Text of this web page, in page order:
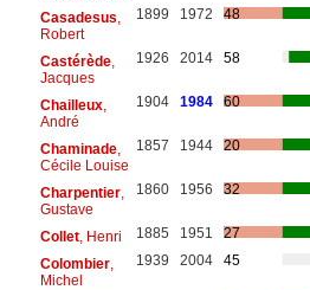
Casadesus
Robert
1899 1972 48
Castérède,
Jacques
1926 2014 58
Chailleux,
André
1904 1984 60
Chaminade,
Cécile Louise
1857 1944 20
Charpentier,
Gustave
1860 1956 32
Collet, Henri 1885 1951
27
Colombier,
Michel
1939 2004 45